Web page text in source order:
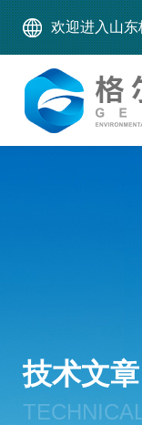
欢迎进入山东
技术文章